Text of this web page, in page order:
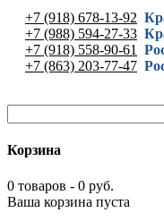
+7 (918) 678-13-92
+7 (988) 594-27-33
+7 (918) 558-90-61
+7 (863) 203-77-47
Корзина
0 товаров - 0 руб.
Ваша корзина пуста